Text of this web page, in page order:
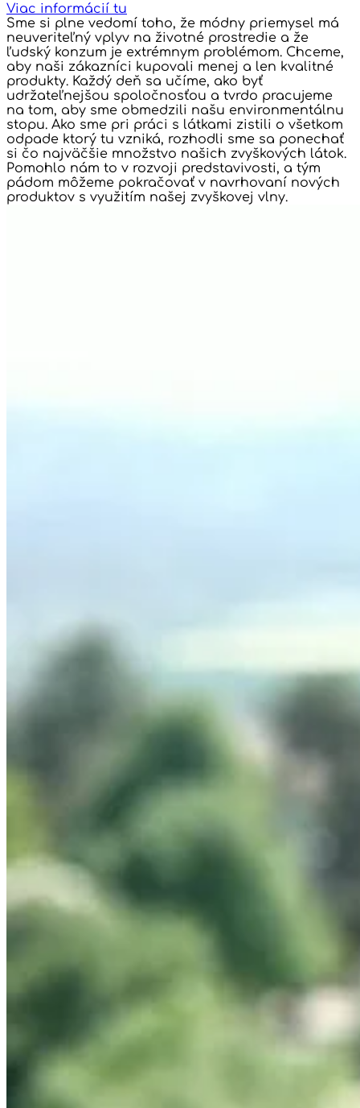
Viac informácií tu
Sme si plne vedomí toho, že módny priemysel má
neuveriteľný vplyv na životné prostredie a že
ľudský konzum je extrémnym problémom. Chceme,
aby naši zákazníci kupovali menej a len kvalitné
produkty. Každý deň sa učíme, ako byť
udržateľnejšou spoločnosťou a tvrdo pracujeme
na tom, aby sme obmedzili našu environmentálnu
stopu. Ako sme pri práci s látkami zistili o všetkom
odpade ktorý tu vzniká, rozhodli sme sa ponechať
si čo najväčšie množstvo našich zvyškových látok.
Pomohlo nám to v rozvoji predstavivosti, a tým
pádom môžeme pokračovať v navrhovaní nových
produktov s využitím našej zvyškovej vlny.